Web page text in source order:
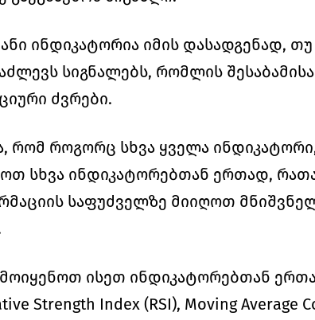
ინდიკატორია იმის დასადგენად,
სიგნალებს, რომლის
ძვრები.
რომ როგორც სხვა ყველა ინდიკატორი,
სხვა ინდიკატორებთან ერთად,
საფუძველზე მიიღოთ
ისეთ ინდიკატორებთან
Strength Index (RSI), Moving Average